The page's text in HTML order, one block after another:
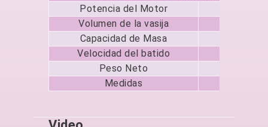
Potencia del Motor
Volumen de la vasija
Capacidad de Masa
Velocidad del batido
Peso Neto
Medidas